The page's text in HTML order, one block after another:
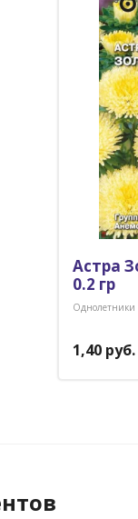
Астра
0.2 гр
Однолетники
1,40 руб.